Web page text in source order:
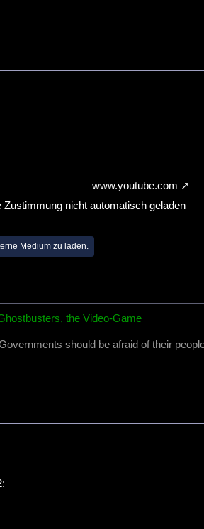
www.youtube.com
nicht automatisch geladen
Medium zu laden.
the Video-Game
should be afraid of their